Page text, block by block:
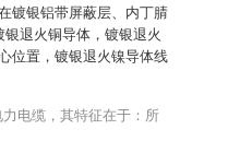
镀银铝带屏蔽层、内丁腈
退火铜导体，镀银退火
位置，镀银退火镍导体线
电缆，其特征在于：所